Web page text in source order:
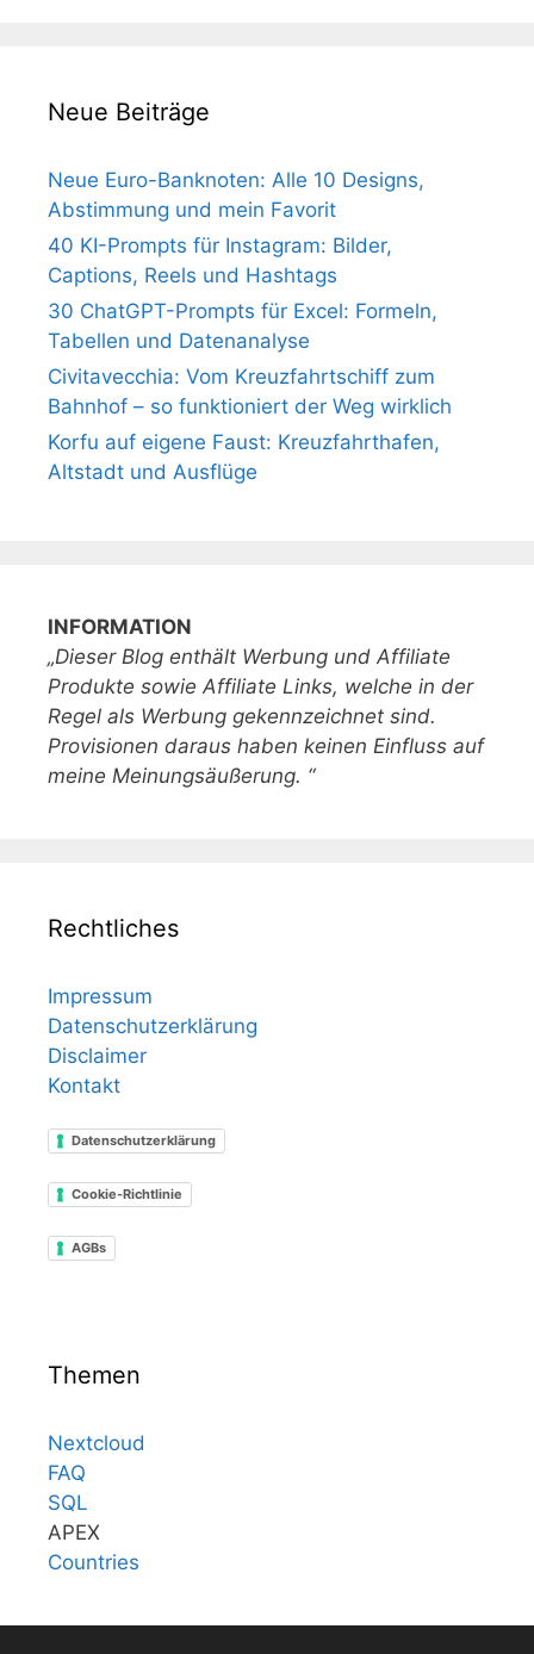
Neue Beiträge
Neue Euro-Banknoten: Alle 10 Designs,
Abstimmung und mein Favorit
40 KI-Prompts für Instagram: Bilder,
Captions, Reels und Hashtags
30 ChatGPT-Prompts für Excel: Formeln,
Tabellen und Datenanalyse
Civitavecchia: Vom Kreuzfahrtschiff zum
Bahnhof – so funktioniert der Weg wirklich
Korfu auf eigene Faust: Kreuzfahrthafen,
Altstadt und Ausflüge
INFORMATION
„Dieser Blog enthält Werbung und Affiliate
Produkte sowie Affiliate Links, welche in der
Regel als Werbung gekennzeichnet sind.
Provisionen daraus haben keinen Einfluss auf
meine Meinungsäußerung. “
Rechtliches
Impressum
Datenschutzerklärung
Disclaimer
Kontakt
Datenschutzerklärung
Cookie-Richtlinie
AGBs
Themen
Nextcloud
FAQ
SQL
APEX
Countries